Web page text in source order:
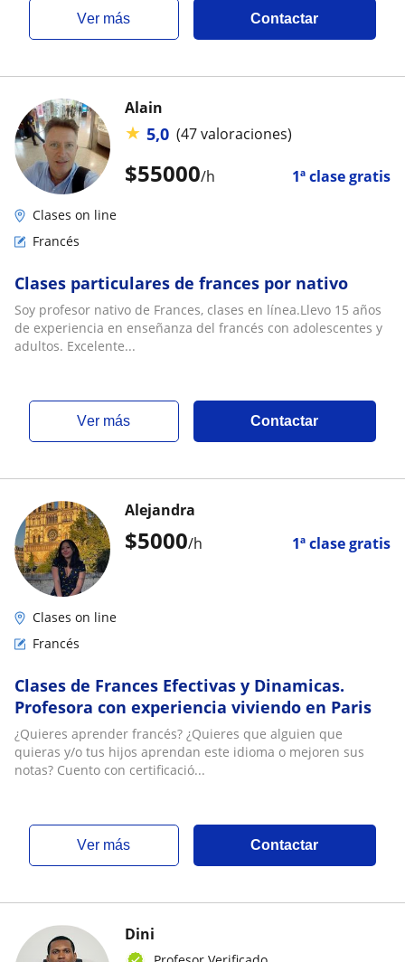
ver más Contactar
$55000/h 1ª clase gratis
Alain
★ 5,0 (47 valoraciones)
Clases on line
Francés
Clases particulares de frances por nativo
Soy profesor nativo de Frances, clases en línea.Llevo 15 años
de experiencia en enseñanza del francés con adolescentes y
adultos. Excelente...
ver más Contactar
$5000/h 1ª clase gratis
Alejandra
Clases on line
Francés
Clases de Frances Efectivas y Dinamicas.
Profesora con experiencia viviendo en Paris
¿Quieres aprender francés? ¿Quieres que alguien que
quieras y/o tus hijos aprendan este idioma o mejoren sus
notas? Cuento con certificació...
ver más Contactar
Dini